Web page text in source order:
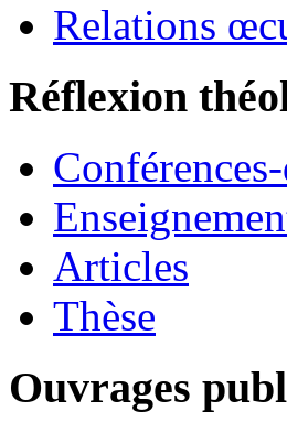
Relations
Réflexion
Articles
Thèse
Ouvrages